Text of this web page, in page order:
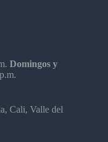
Domingos y
Cali, Valle del